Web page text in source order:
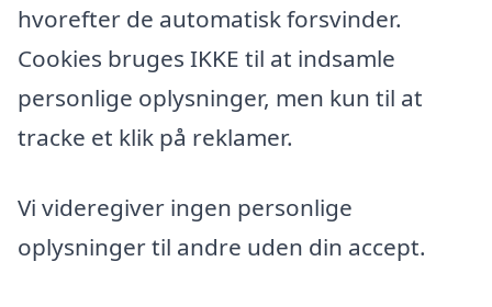
hvorefter de automatisk forsvinder.
Cookies bruges IKKE til at indsamle
personlige oplysninger, men kun til at
tracke et klik på reklamer.
Vi videregiver ingen personlige
oplysninger til andre uden din accept.